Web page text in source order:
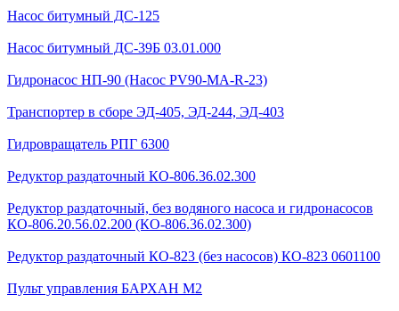
Насос битумный ДС-125
Насос битумный ДС-39Б 03.01.000
Гидронасос НП-90 (Насос PV90-MA-R-23)
Транспортер в сборе ЭД-405, ЭД-244, ЭД-403
Гидровращатель РПГ 6300
Редуктор раздаточный КО-806.36.02.300
Редуктор раздаточный, без водяного насоса и гидронасосов
КО-806.20.56.02.200 (КО-806.36.02.300)
Редуктор раздаточный КО-823 (без насосов) КО-823 0601100
Пульт управления БАРХАН М2